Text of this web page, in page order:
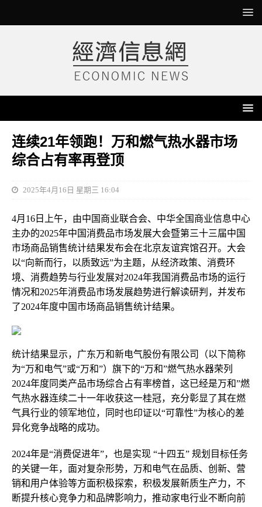
连续21年领跑！万和燃气热水器市场
综合占有率再登顶
2025年4月16日 星期三 16:04
4月16日上午，由中国商业联合会、中华全国商业信息中心
主办的2025年中国消费品市场发展大会暨第三十三届中国
市场商品销售统计结果发布会在北京友谊宾馆召开。大会
以“向新而行，以质致远”为主题，从经济政策、消费环
境、消费趋势与行业发展对2024年我国消费品市场的运行
情况和2025年消费品市场发展趋势进行解读研判，并发布
了2024年度中国市场商品销售统计结果。
统计结果显示，广东万和新电气股份有限公司（以下简称
为“万和电气”或“万和”）旗下的“万和”燃气热水器荣列
2024年度同类产品市场综合占有率榜首，这已经是万和”燃
气热水器连续二十一年收获这一桂冠，充分彰显了其在燃
气具行业的领军地位，同时也印证以“可靠性”为核心的差
异化竞争战略的成功。
2024年是“消费促进年”，也是实现 “十四五” 规划目标任务
的关键一年，面对复杂形势，万和电气在品质、创新、营
销和用户体验等方面积极探索，积极发展新质生产力，不
断提升核心竞争力和品牌影响力，推动家电行业不断向前